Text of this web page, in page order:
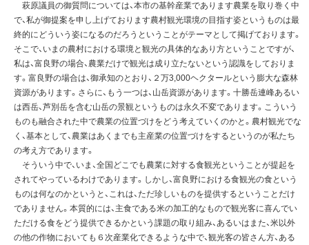
萩原議員の御質問については、本市の基幹産業であります農業を取り巻く中
で、私が御提案を申し上げております農村観光環境の目指す姿というものは最
終的にどういう姿になるのだろうということがテーマとして掲げております。
そこで、いまの農村における環境と観光の具体的なあり方ということですが、
私は、富良野の場合、農業だけで観光は成り立たないという認識をしておりま
す。富良野の場合は、御承知のとおり、２万3,000ヘクタールという膨大な森林
資源があります。さらに、もう一つは、山岳資源があります。十勝岳連峰あるい
は西岳、芦別岳を含む山岳の景観というものは永久不変であります。こういう
ものも融合された中で農業の位置づけをどう考えていくのかと。農村観光でな
く、基本として、農業はあくまでも主産業の位置づけをするというのが私たち
の考え方であります。
そういう中で、いま、全国どこでも農業に対する食観光ということが提起を
されてやっているわけであります。しかし、富良野における食観光の食という
ものは何なのかというと、これは、ただ珍しいものを提供するということだけ
でありません。本質的には、主食である米の加工的なもので観光客に喜んでい
ただける食をどう提供できるかという課題の取り組み、あるいはまた、米以外
の他の作物においても６次産業化できるような中で、観光客の皆さん方、ある